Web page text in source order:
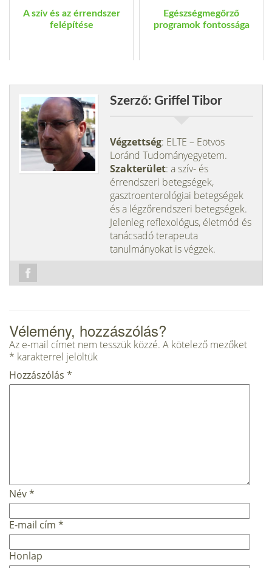
A szív és az érrendszer
felépítése
Egészségmegőrző
programok fontossága
Szerző: Griffel Tibor
Végzettség: ELTE – Eötvös
Loránd Tudományegyetem.
Szakterület: a szív- és
érrendszeri betegségek,
gasztroenterológiai betegségek
és a légzőrendszeri betegségek.
Jelenleg reflexológus, életmód és
tanácsadó terapeuta
tanulmányokat is végzek.
Vélemény, hozzászólás?
Az e-mail címet nem tesszük közzé. A kötelező mezőket
* karakterrel jelöltük
Hozzászólás *
Név*
E-mail cím *
Honlap